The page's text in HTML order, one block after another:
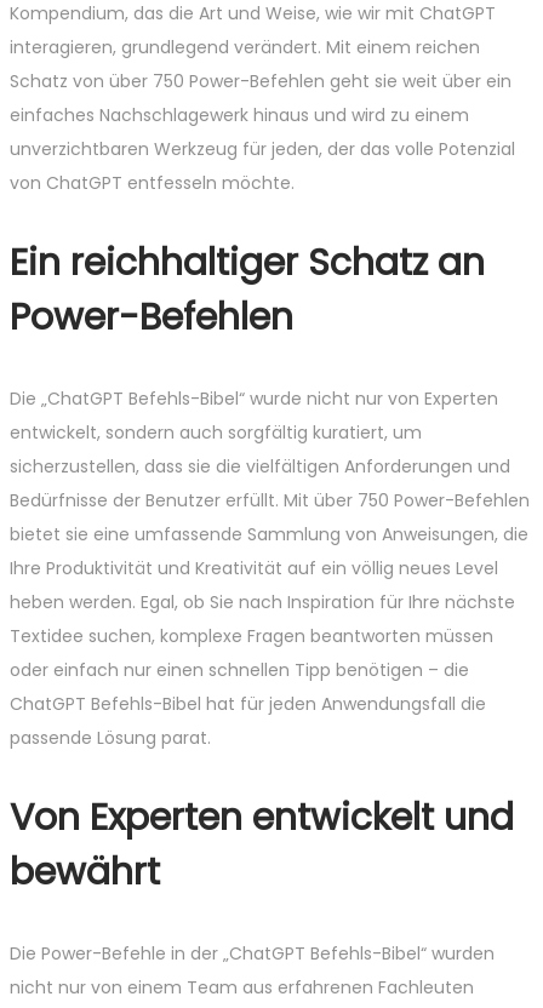
Kompendium, das die Art und Weise, wie wir mit ChatGPT
interagieren, grundlegend verändert. Mit einem reichen
Schatz von über 750 Power-Befehlen geht sie weit über ein
einfaches Nachschlagewerk hinaus und wird zu einem
unverzichtbaren Werkzeug für jeden, der das volle Potenzial
von ChatGPT entfesseln möchte.
Ein reichhaltiger Schatz an
Power-Befehlen
Die „ChatGPT Befehls-Bibel“ wurde nicht nur von Experten
entwickelt, sondern auch sorgfältig kuratiert, um
sicherzustellen, dass sie die vielfältigen Anforderungen und
Bedürfnisse der Benutzer erfüllt. Mit über 750 Power-Befehlen
bietet sie eine umfassende Sammlung von Anweisungen, die
Ihre Produktivität und Kreativität auf ein völlig neues Level
heben werden. Egal, ob Sie nach Inspiration für Ihre nächste
Textidee suchen, komplexe Fragen beantworten müssen
oder einfach nur einen schnellen Tipp benötigen – die
ChatGPT Befehls-Bibel hat für jeden Anwendungsfall die
passende Lösung parat.
Von Experten entwickelt und
bewährt
Die Power-Befehle in der „ChatGPT Befehls-Bibel“ wurden
nicht nur von einem Team aus erfahrenen Fachleuten